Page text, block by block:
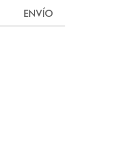
ENVÍO